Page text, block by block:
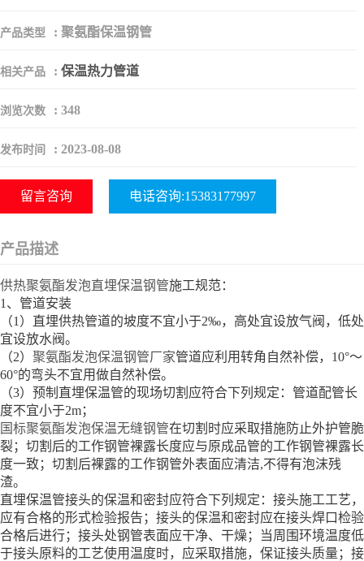
产品类型 : 聚氨酯保温钢管
相关产品 : 保温热力管道
浏览次数 : 348
发布时间 : 2023-08-08
留言咨询 电话咨询:15383177997
产品描述
供热聚氨酯发泡直埋保温钢管施工规范：
1、管道安装
（1）直埋供热管道的坡度不宜小于2‰，高处宜设放气阀，低处
宜设放水阀。
（2） 聚氨酯发泡保温钢管厂家管道应利用转角自然补偿，10°～
60°的弯头不宜用做自然补偿。
（3）预制直埋保温管的现场切割应符合下列规定：管道配管长
度不宜小于2m；
国标聚氨酯发泡保温无缝钢管在切割时应采取措施防止外护管脆
裂；切割后的工作钢管裸露长度应与原成品管的工作钢管裸露长
度一致；切割后裸露的工作钢管外表面应清洁,不得有泡沫残
渣。
直埋保温管接头的保温和密封应符合下列规定：接头施工工艺，
应有合格的形式检验报告；接头的保温和密封应在接头焊口检验
合格后进行；接头处钢管表面应干净、干燥；当周围环境温度低
于接头原料的工艺使用温度时，应采取措施，保证接头质量；接